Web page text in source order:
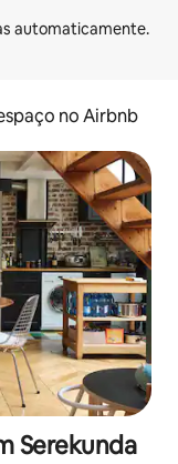
no Airbnb
Serekunda